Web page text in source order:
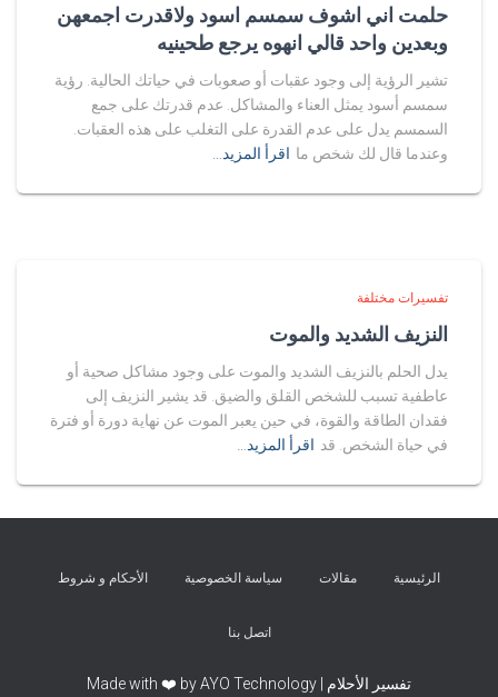
حلمت اني اشوف سمسم اسود ولاقدرت اجمعهن
وبعدين واحد قالي انهوه يرجع طحينيه
تشير الرؤية إلى وجود عقبات أو صعوبات في حياتك الحالية. رؤية
سمسم أسود يمثل العناء والمشاكل. عدم قدرتك على جمع
السمسم يدل على عدم القدرة على التغلب على هذه العقبات.
وعندما قال لك شخص ما اقرأ المزيد…
تفسيرات مختلفة
النزيف الشديد والموت
يدل الحلم بالنزيف الشديد والموت على وجود مشاكل صحية أو
عاطفية تسبب للشخص القلق والضيق. قد يشير النزيف إلى
فقدان الطاقة والقوة، في حين يعبر الموت عن نهاية دورة أو فترة
في حياة الشخص. قد اقرأ المزيد…
الرئيسية مقالات سياسة الخصوصية الأحكام و شروط
اتصل بنا
تفسير الأحلام | Made with ❤️ by AYO Technology